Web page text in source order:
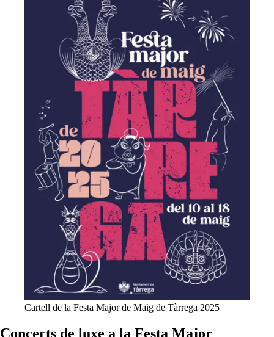
Cartell de la Festa Major de Maig de Tàrrega 2025
Concerts de luxe a la Festa Major